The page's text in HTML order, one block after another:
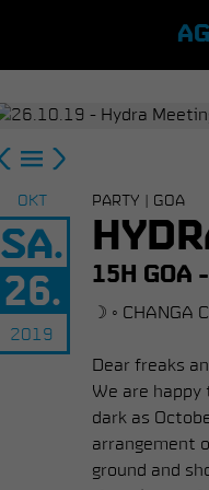
Vorheriger
Alle
OKT
SA.
26.
2019
PARTY | GOA
15H GOA
☽ ◦ CHANGA
Dear freaks
We are
dark as
arrangement
ground and